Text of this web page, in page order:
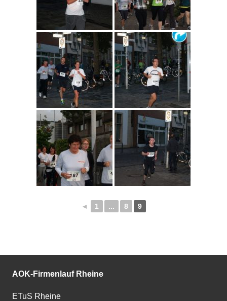
◄ 1 ... 8 9
AOK-Firmenlauf Rheine
ETuS Rheine